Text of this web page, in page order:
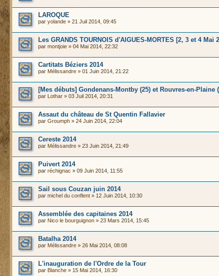
LAROQUE
par yolande » 21 Juil 2014, 09:45
Les GRANDS TOURNOIS d'AIGUES-MORTES [2, 3 et 4 Mai
par montjoie » 04 Mai 2014, 22:32
Cartitats Béziers 2014
par Mélissandre » 01 Juin 2014, 21:22
[Mes débuts] Gondenans-Montby (25) et Rouvres-en-Plaine
par Lothar » 03 Juil 2014, 20:31
Assaut du château de St Quentin Fallavier
par Groumph » 24 Juin 2014, 22:04
Cereste 2014
par Mélissandre » 23 Juin 2014, 21:49
Puivert 2014
par réchignac » 09 Juin 2014, 11:55
Sail sous Couzan juin 2014
par michel du conflent » 12 Juin 2014, 10:30
Assemblée des capitaines 2014
par Nico le bourguignon » 23 Mars 2014, 15:45
Batalha 2014
par Mélissandre » 26 Mai 2014, 08:08
L'inauguration de l'Ordre de la Tour
par Blanche » 15 Mai 2014, 16:30